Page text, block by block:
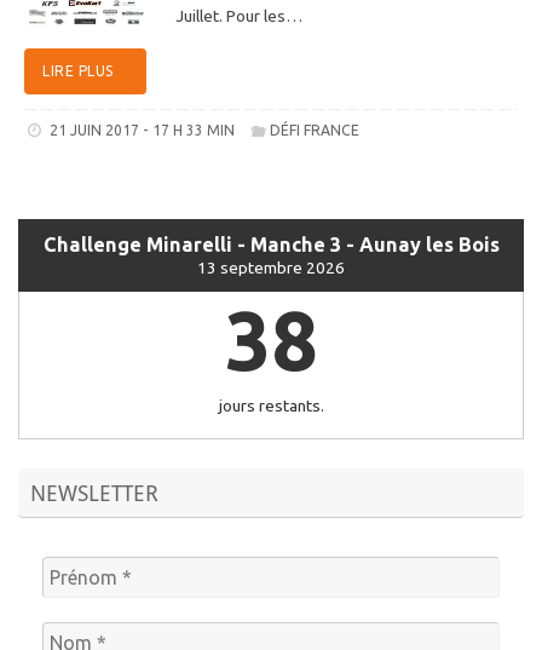
Juillet. Pour les…
LIRE PLUS
21 JUIN 2017 - 17 H 33 MIN DÉFI FRANCE
Challenge Minarelli - Manche 3 - Aunay les Bois
13 septembre 2026
38
jours restants.
NEWSLETTER